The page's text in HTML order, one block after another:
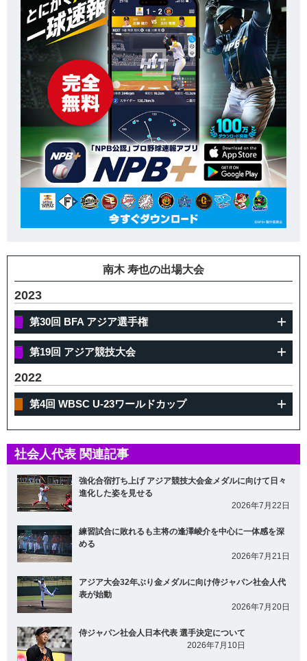
南木 寿也の出場大会
2023
第30回 BFA アジア選手権
第19回 アジア競技大会
2022
第4回 WBSC U-23ワールドカップ
社会人代表 関連記事
強化合宿打ち上げ アジア競技大会金メダルに向けて日々
進化した姿を見せる
2026年7月22日
練習試合に敗れるも主将の逢澤崚介を中心に一体感を深
める
2026年7月21日
アジア大会32年ぶり金メダルに向け侍ジャパン社会人代
表が始動
2026年7月20日
侍ジャパン社会人日本代表 選手決定について
2026年7月10日